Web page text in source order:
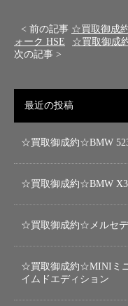
< 前の記事 ☆買取御成
ォーク HSE
☆買取御成
次の記事 >
最近の投稿
☆買取御成約☆BMW
☆買取御成約☆BMW X3
☆買取御成約☆メルセデ
☆買取御成約☆MINIミ
イムドエディション